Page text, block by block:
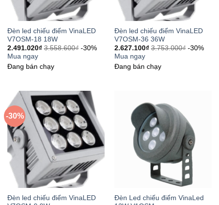
Đèn led chiếu điểm VinaLED
V7OSM-18 18W
2.491.020₫ 3.558.600₫ -30%
Mua ngay
Đang bán chạy
Đèn led chiếu điểm VinaLED
V7OSM-36 36W
2.627.100₫ 3.753.000₫ -30%
Mua ngay
Đang bán chạy
-30%
Đèn led chiếu điểm VinaLED
Đèn Led chiếu điểm VinaLed